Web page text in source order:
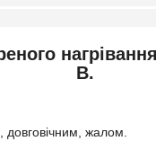
В.
жалом.